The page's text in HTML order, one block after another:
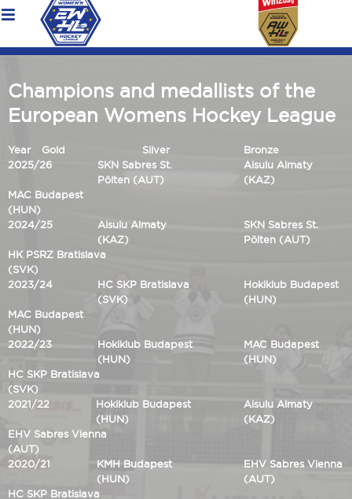
Champions and medallists of the
European Womens Hockey League
Year Gold Silver
Bronze
2025/26
SKN Sabres St.
Pölten (AUT)
Aisulu Almaty
(KAZ)
MAC Budapest
(HUN)
2024/25
Aisulu Almaty
(KAZ)
SKN Sabres St.
Pölten (AUT)
HK PSRZ Bratislava
(SVK)
2023/24
HC SKP Bratislava
(SVK)
Hokiklub Budapest
(HUN)
MAC Budapest
(HUN)
2022/23
Hokiklub Budapest
(HUN)
MAC Budapest
(HUN)
HC SKP Bratislava
(SVK)
2021/22
Hokiklub Budapest
(HUN)
Aisulu Almaty
(KAZ)
EHV Sabres Vienna
(AUT)
2020/21
KMH Budapest
(HUN)
EHV Sabres Vienna
(AUT)
HC SKP Bratislava